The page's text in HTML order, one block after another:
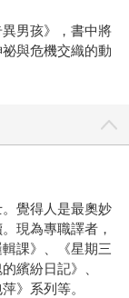
男孩》，書中將
與危機交織的動
覺得人是最奧妙
現為專職譯者，
課》、《星期三
繽紛日記》、
》系列等。